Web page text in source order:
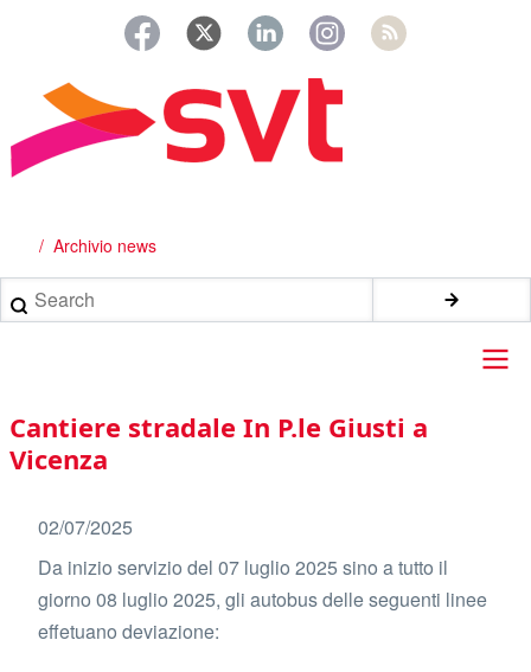
principale
Briciole
di
pane
Archivio news
Search
Main
navigation
Cantiere stradale In P.le Giusti a
Vicenza
02/07/2025
Da inizio servizio del 07 luglio 2025 sino a tutto il
giorno 08 luglio 2025, gli autobus delle seguenti linee
effetuano deviazione: